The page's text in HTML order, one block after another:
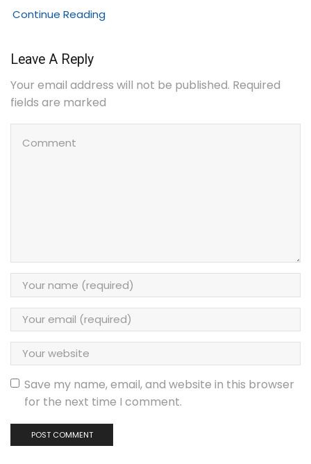
Continue Reading
Leave A Reply
Your email address will not be published. Required
fields are marked
Save my name, email, and website in this browser
for the next time I comment.